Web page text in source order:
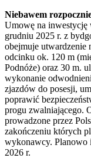
Niebawem
Umowę na inwestycję
grudniu 2025 r. z
obejmuje utwardzenie
odcinku ok. 120 m
Podnóże) oraz 30 m.
wykonanie
zjazdów do posesji,
poprawić
progu zwalniającego.
prowadzone przez
zakończeniu których
wykonawcy. Planowo
2026 r.